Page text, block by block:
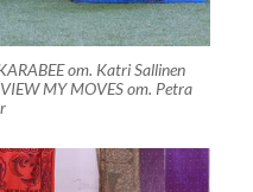
om. Katri Sallinen
MY MOVES om. Petra